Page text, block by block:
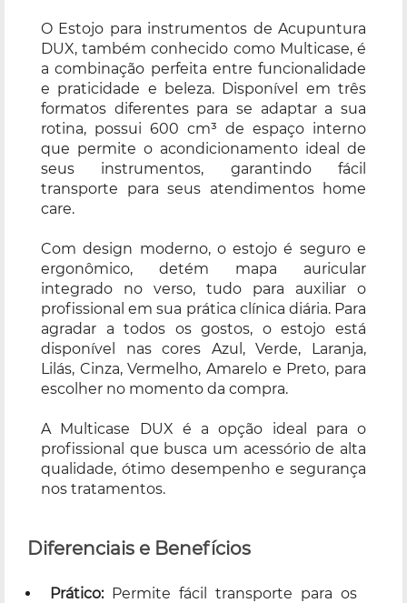
O Estojo para instrumentos de Acupuntura
DUX, também conhecido como Multicase, é
a combinação perfeita entre funcionalidade
e praticidade e beleza. Disponível em três
formatos diferentes para se adaptar a sua
rotina, possui 600 cm³ de espaço interno
que permite o acondicionamento ideal de
seus instrumentos, garantindo fácil
transporte para seus atendimentos home
care.
Com design moderno, o estojo é seguro e
ergonômico, detém mapa auricular
integrado no verso, tudo para auxiliar o
profissional em sua prática clínica diária. Para
agradar a todos os gostos, o estojo está
disponível nas cores Azul, Verde, Laranja,
Lilás, Cinza, Vermelho, Amarelo e Preto, para
escolher no momento da compra.
A Multicase DUX é a opção ideal para o
profissional que busca um acessório de alta
qualidade, ótimo desempenho e segurança
nos tratamentos.
Diferenciais e Benefícios
Prático:Permite fácil transporte para os